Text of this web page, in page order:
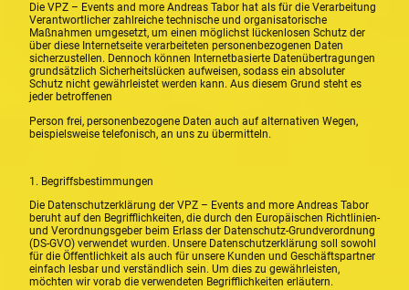
Die VPZ – Events and more Andreas Tabor hat als für die Verarbeitung
Verantwortlicher zahlreiche technische und organisatorische
Maßnahmen umgesetzt, um einen möglichst lückenlosen Schutz der
über diese Internetseite verarbeiteten personenbezogenen Daten
sicherzustellen. Dennoch können Internetbasierte Datenübertragungen
grundsätzlich Sicherheitslücken aufweisen, sodass ein absoluter
Schutz nicht gewährleistet werden kann. Aus diesem Grund steht es
jeder betroffenen
Person frei, personenbezogene Daten auch auf alternativen Wegen,
beispielsweise telefonisch, an uns zu übermitteln.
1. Begriffsbestimmungen
Die Datenschutzerklärung der VPZ – Events and more Andreas Tabor
beruht auf den Begrifflichkeiten, die durch den Europäischen Richtlinien-
und Verordnungsgeber beim Erlass der Datenschutz-Grundverordnung
(DS-GVO) verwendet wurden. Unsere Datenschutzerklärung soll sowohl
für die Öffentlichkeit als auch für unsere Kunden und Geschäftspartner
einfach lesbar und verständlich sein. Um dies zu gewährleisten,
möchten wir vorab die verwendeten Begrifflichkeiten erläutern.